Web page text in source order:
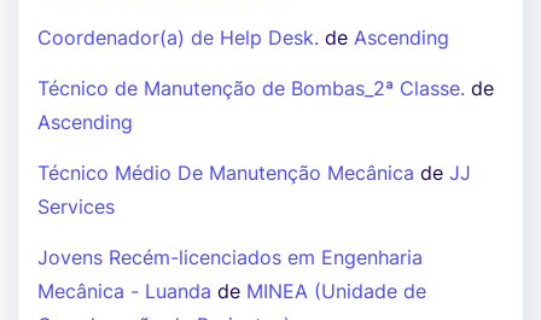
Coordenador(a) de Help Desk. de Ascending
Técnico de Manutenção de Bombas_2ª Classe. de
Ascending
Técnico Médio De Manutenção Mecânica de JJ
Services
Jovens Recém-licenciados em Engenharia
Mecânica - Luanda de MINEA (Unidade de